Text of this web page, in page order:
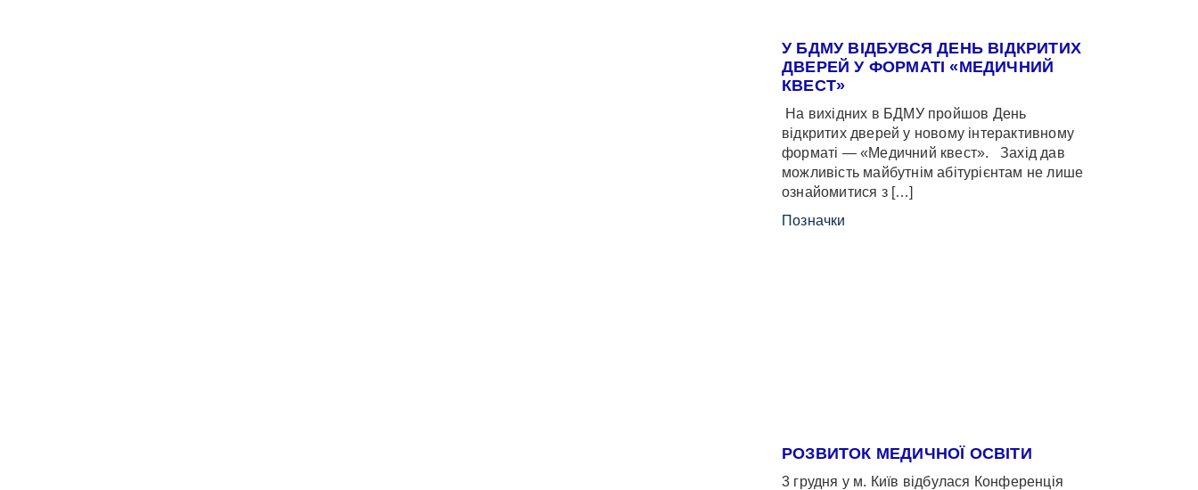
У БДМУ ВІДБУВСЯ ДЕНЬ ВІДКРИТИХ
ДВЕРЕЙ У ФОРМАТІ «МЕДИЧНИЙ
КВЕСТ»
На вихідних в БДМУ пройшов День
відкритих дверей у новому інтерактивному
форматі — «Медичний квест». Захід дав
можливість майбутнім абітурієнтам не лише
ознайомитися з […]
Позначки
РОЗВИТОК МЕДИЧНОЇ ОСВІТИ
3 грудня у м. Київ відбулася Конференція